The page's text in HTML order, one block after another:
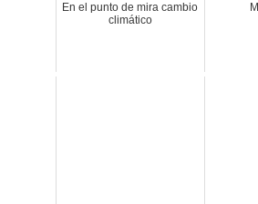
En el punto de mira cambio
climático